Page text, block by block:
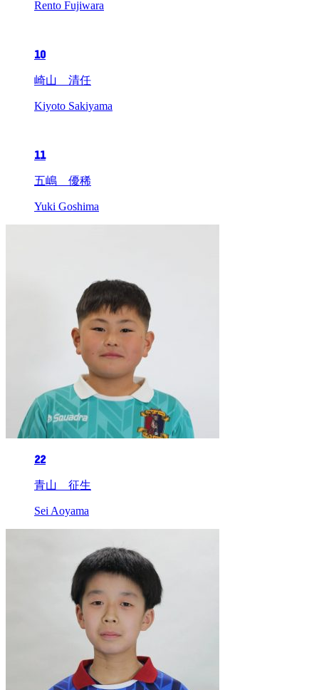
Rento Fujiwara
10
崎山 清任
Kiyoto Sakiyama
11
五嶋 優稀
Yuki Goshima
22
青山 征生
Sei Aoyama